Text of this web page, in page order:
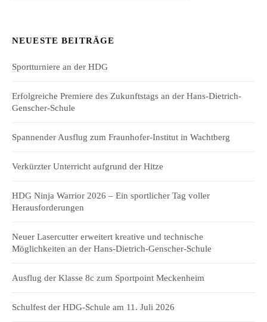
NEUESTE BEITRÄGE
Sportturniere an der HDG
Erfolgreiche Premiere des Zukunftstags an der Hans-Dietrich-
Genscher-Schule
Spannender Ausflug zum Fraunhofer-Institut in Wachtberg
Verkürzter Unterricht aufgrund der Hitze
HDG Ninja Warrior 2026 – Ein sportlicher Tag voller
Herausforderungen
Neuer Lasercutter erweitert kreative und technische
Möglichkeiten an der Hans-Dietrich-Genscher-Schule
Ausflug der Klasse 8c zum Sportpoint Meckenheim
Schulfest der HDG-Schule am 11. Juli 2026